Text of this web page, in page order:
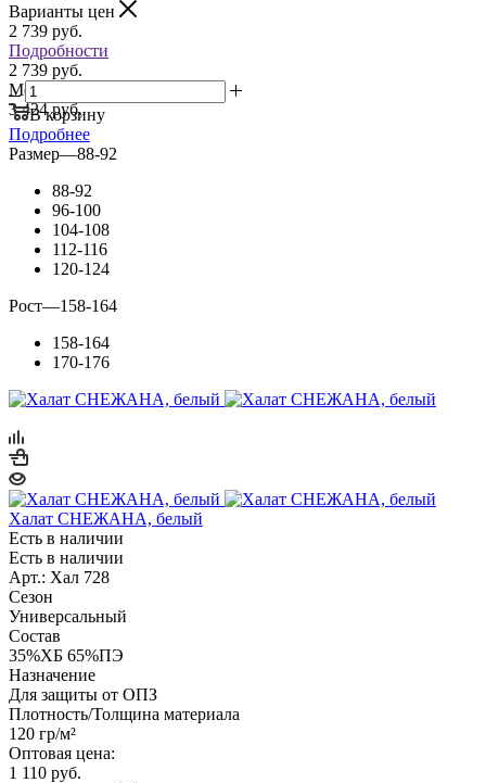
Варианты цен
2 739 руб.
Подробности
2 739 руб.
Мелкий опт:
3 424 руб.
В корзину
Подробнее
Размер—88-92
88-92
96-100
104-108
112-116
120-124
Рост—158-164
158-164
170-176
Халат СНЕЖАНА, белый
Есть в наличии
Есть в наличии
Арт.: Хал 728
Сезон
Универсальный
Состав
35%ХБ 65%ПЭ
Назначение
Для защиты от ОПЗ
Плотность/Толщина материала
120 гр/м²
Оптовая цена:
1 110 руб.